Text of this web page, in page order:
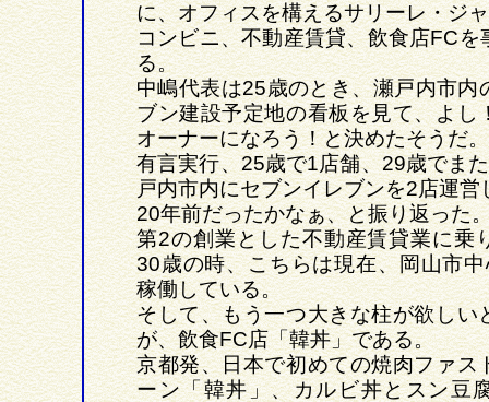
に、オフィスを構えるサリーレ・ジ
コンビニ、不動産賃貸、飲食店FCを
る。
中嶋代表は25歳のとき、瀬戸内市内
ブン建設予定地の看板を見て、よし
オーナーになろう！と決めたそうだ。
有言実行、25歳で1店舗、29歳でま
戸内市内にセブンイレブンを2店運営
20年前だったかなぁ、と振り返った
第2の創業とした不動産賃貸業に乗
30歳の時、こちらは現在、岡山市
稼働している。
そして、もう一つ大きな柱が欲しい
が、飲食FC店「韓丼」である。
京都発、日本で初めての焼肉ファス
ーン「韓丼」、カルビ丼とスン豆